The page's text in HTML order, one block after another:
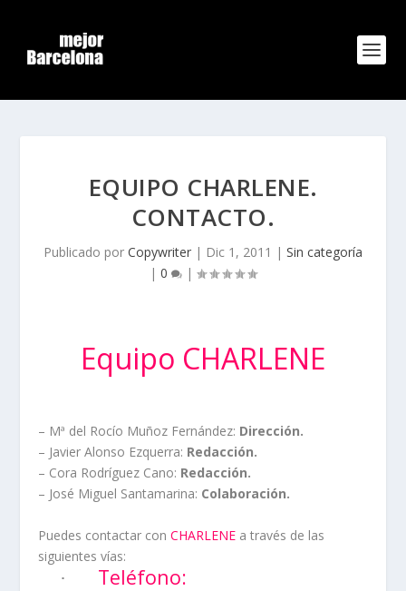
EQUIPO CHARLENE.
CONTACTO.
Publicado por Copywriter | Dic 1, 2011 | Sin categoría
| 0 |
Equipo CHARLENE
– Mª del Rocío Muñoz Fernández: Dirección.
– Javier Alonso Ezquerra: Redacción.
– Cora Rodríguez Cano: Redacción.
– José Miguel Santamarina: Colaboración.
Puedes contactar conCHARLENE a través de las
siguientes vías:
· Teléfono: